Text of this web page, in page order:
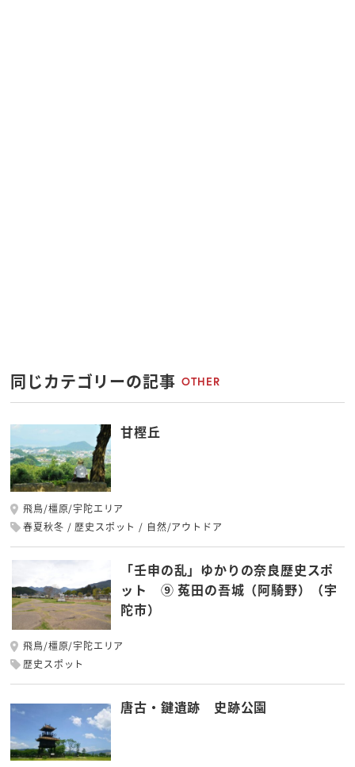
同じカテゴリーの記事 OTHER
甘樫丘
飛鳥/橿原/宇陀エリア
春夏秋冬
歴史スポット 自然/アウトドア
「壬申の乱」ゆかりの奈良歴史スポ
ット ⑨ 菟田の吾城（阿騎野）（宇
陀市）
飛鳥/橿原/宇陀エリア
歴史スポット
唐古・鍵遺跡 史跡公園